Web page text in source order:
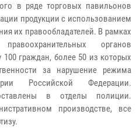
в ряде торговых павильонов
продукции с использованием
их правообладателей. В рамках
органов
граждан, более 50 из которых
за нарушение режима
Российской Федерации.
в отделы полиции.
производстве, все